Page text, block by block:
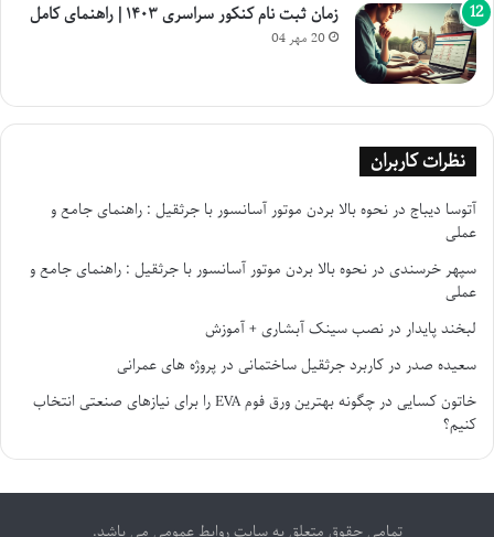
زمان ثبت نام کنکور سراسری ۱۴۰۳ | راهنمای کامل
20 مهر 04
نظرات کاربران
آتوسا دیباج درنحوه بالا بردن موتور آسانسور با جرثقیل : راهنمای جامع و
عملی
سپهر خرسندی درنحوه بالا بردن موتور آسانسور با جرثقیل : راهنمای جامع و
عملی
لبخند پایدار درنصب سینک آبشاری + آموزش
سعیده صدر درکاربرد جرثقیل ساختمانی در پروژه های عمرانی
خاتون کسایی در
چگونه بهترین ورق فوم EVA را برای نیازهای صنعتی انتخاب
کنیم؟